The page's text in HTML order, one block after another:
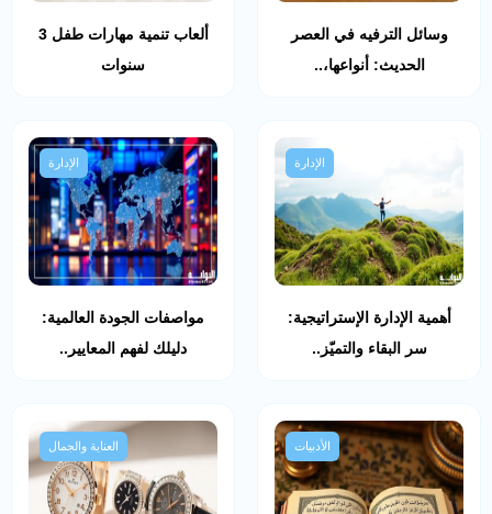
وسائل الترفيه في العصر
الحديث: أنواعها،..
ألعاب تنمية مهارات طفل 3
سنوات
الإدارة
أهمية الإدارة الإستراتيجية:
سر البقاء والتميّز..
الإدارة
مواصفات الجودة العالمية:
دليلك لفهم المعايير..
الأدبيات العناية والجمال